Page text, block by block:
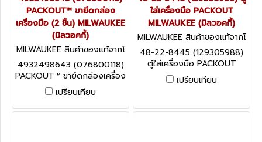
PACKOUT™ ขายึดกล่อง
เครื่องมือ (2 ชิ้น) MILWAUKEE
(มิลวอคกี้)
MILWAUKEE สินค้าของแท้จากโ
รงงานผู้ผลิต 4932498643
(076800118)
4932498643 (076800118)
PACKOUT™ ขายึดกล่องเครื่อง
มือ (2 ชิ้น) MILWAUKEE (มิล
วอคกี้)
เปรียบเทียบ
ใส่เครื่องมือ PACKOUT
MILWAUKEE (มิลวอคกี้)
MILWAUKEE สินค้าของแท้จากโ
รงงานผู้ผลิต 48-22-8445 (1
29305988)
48-22-8445 (129305988)
ตู้ใส่เครื่องมือ PACKOUT
MILWAUKEE (มิลวอคกี้)
เปรียบเทียบ